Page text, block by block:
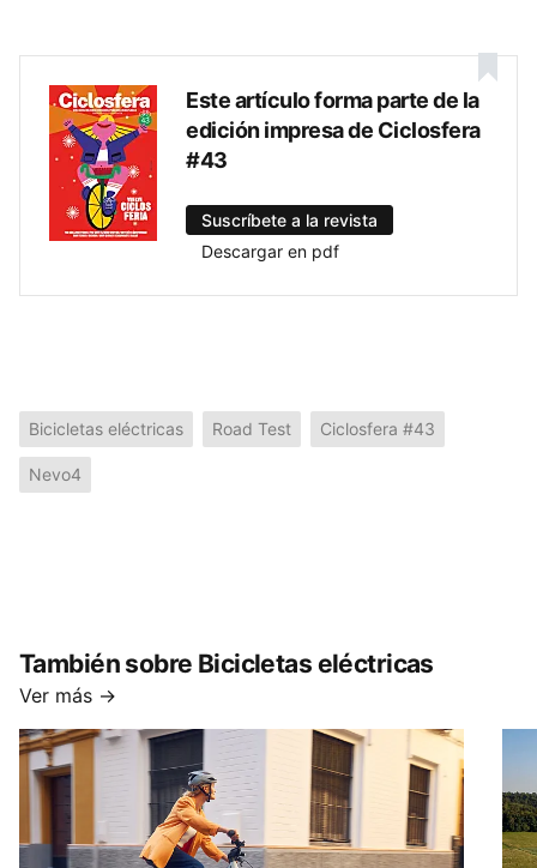
Este artículo forma parte de la
edición impresa de Ciclosfera
#43
Suscríbete a la revista
Descargar en pdf
Bicicletas eléctricas Road Test Ciclosfera #43
Nevo4
También sobre Bicicletas eléctricas
Ver más →